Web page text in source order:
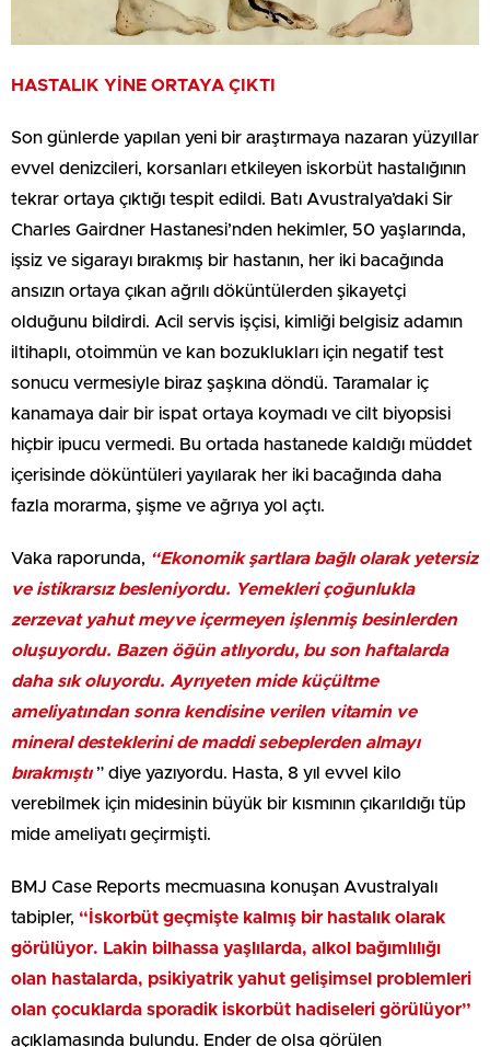
HASTALIK YİNE ORTAYA ÇIKTI
Son günlerde yapılan yeni bir araştırmaya nazaran yüzyıllar
evvel denizcileri, korsanları etkileyen iskorbüt hastalığının
tekrar ortaya çıktığı tespit edildi. Batı Avustralya’daki Sir
Charles Gairdner Hastanesi’nden hekimler, 50 yaşlarında,
işsiz ve sigarayı bırakmış bir hastanın, her iki bacağında
ansızın ortaya çıkan ağrılı döküntülerden şikayetçi
olduğunu bildirdi. Acil servis işçisi, kimliği belgisiz adamın
iltihaplı, otoimmün ve kan bozuklukları için negatif test
sonucu vermesiyle biraz şaşkına döndü. Taramalar iç
kanamaya dair bir ispat ortaya koymadı ve cilt biyopsisi
hiçbir ipucu vermedi. Bu ortada hastanede kaldığı müddet
içerisinde döküntüleri yayılarak her iki bacağında daha
fazla morarma, şişme ve ağrıya yol açtı.
Vaka raporunda, “Ekonomik şartlara bağlı olarak yetersiz
ve istikrarsız besleniyordu. Yemekleri çoğunlukla
zerzevat yahut meyve içermeyen işlenmiş besinlerden
oluşuyordu. Bazen öğün atlıyordu, bu son haftalarda
daha sık oluyordu. Ayrıyeten mide küçültme
ameliyatından sonra kendisine verilen vitamin ve
mineral desteklerini de maddi sebeplerden almayı
bırakmıştı” diye yazıyordu. Hasta, 8 yıl evvel kilo
verebilmek için midesinin büyük bir kısmının çıkarıldığı tüp
mide ameliyatı geçirmişti.
BMJ Case Reports mecmuasına konuşan Avustralyalı
tabipler, “İskorbüt geçmişte kalmış bir hastalık olarak
görülüyor. Lakin bilhassa yaşlılarda, alkol bağımlılığı
olan hastalarda, psikiyatrik yahut gelişimsel problemleri
olan çocuklarda sporadik iskorbüt hadiseleri görülüyor”
açıklamasında bulundu. Ender de olsa görülen